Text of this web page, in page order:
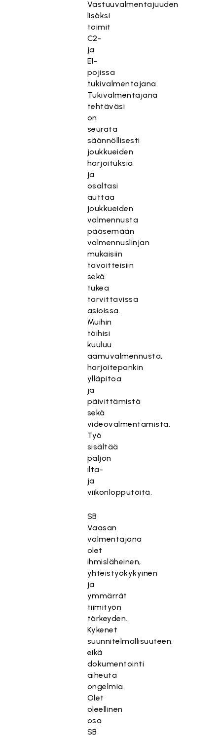
Vastuuvalmentajuuden
lisäksi
toimit
C2-
ja
E1-
pojissa
tukivalmentajana.
Tukivalmentajana
tehtäväsi
on
seurata
säännöllisesti
joukkueiden
harjoituksia
ja
osaltasi
auttaa
joukkueiden
valmennusta
pääsemään
valmennuslinjan
mukaisiin
tavoitteisiin
sekä
tukea
tarvittavissa
asioissa.
Muihin
töihisi
kuuluu
aamuvalmennusta,
harjoitepankin
ylläpitoa
ja
päivittämistä
sekä
videovalmentamista.
Työ
sisältää
paljon
ilta-
ja
viikonlopputöitä.
SB
Vaasan
valmentajana
olet
ihmisläheinen,
yhteistyökykyinen
ja
ymmärrät
tiimityön
tärkeyden.
Kykenet
suunnitelmallisuuteen,
eikä
dokumentointi
aiheuta
ongelmia.
Olet
oleellinen
osa
SB